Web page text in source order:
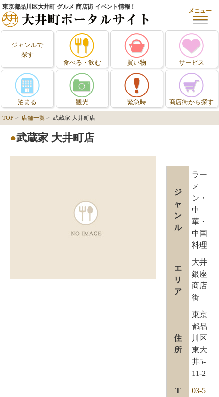
東京都品川区大井町 グルメ 商店街 イベント情報！
メニュー
ジャンルで
探す
食べる・飲む
買い物 サービス
泊まる 観光 緊急時 商店街から探す
TOP > 店舗一覧 > 武蔵家 大井町店
武蔵家 大井町店
ジ
ャ
ン
ル
ラー
メ
ン・
中
華・
中国
料理
エ
リ
ア
大井
銀座
商店
街
住
所
東京
都品
川区
東大
井5-
11-2
T
03-5